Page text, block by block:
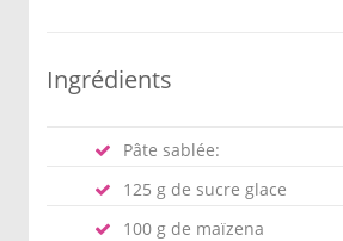
Ingrédients
Pâte sablée:
125 g de sucre glace
100 g de maïzena